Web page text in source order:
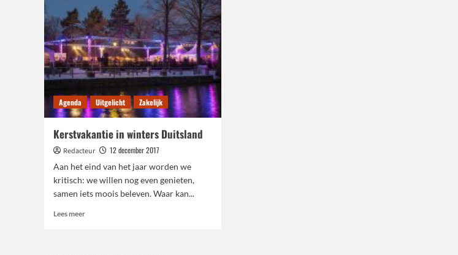
Agenda Uitgelicht Zakelijk
Kerstvakantie in winters Duitsland
Redacteur
12 december 2017
Aan het eind van het jaar worden we
kritisch: we willen nog even genieten,
samen iets moois beleven. Waar kan...
Lees meerLees